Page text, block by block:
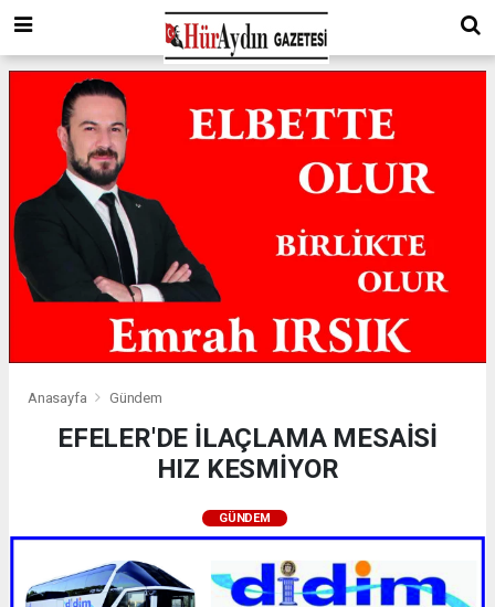
Anasayfa Gündem
EFELER'DE İLAÇLAMA MESAİSİ
HIZ KESMİYOR
GÜNDEM